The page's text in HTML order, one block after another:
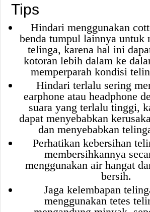
Tips
Hindari menggunakan
benda tumpul lainnya untuk
telinga, karena hal ini
kotoran lebih dalam ke
memperparah kondisi
Hindari terlalu sering
earphone atau headphone
suara yang terlalu tinggi,
dapat menyebabkan
dan menyebabkan
Perhatikan kebersihan
membersihkannya
menggunakan air hangat
bersih.
Jaga kelembapan
menggunakan tetes